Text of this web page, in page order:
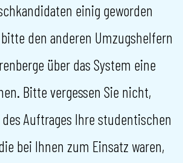
einig geworden
den anderen Umzugshelfern
über das System eine
Bitte vergessen Sie nicht,
Auftrages Ihre studentischen
bei Ihnen zum Einsatz waren,